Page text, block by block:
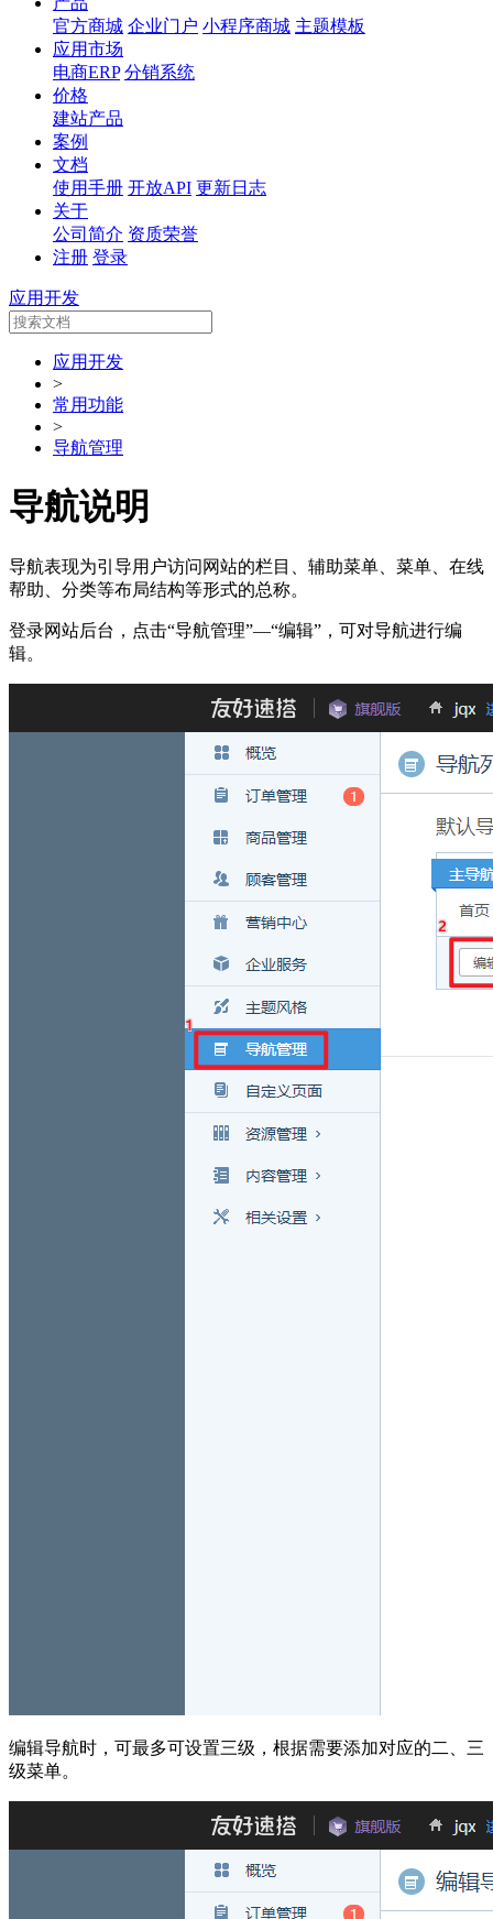
官方商城 企业门户 小程序商城 主题模板
应用市场
电商ERP 分销系统
价格
建站产品
案例
文档
使用手册 开放API 更新日志
关于
公司简介 资质荣誉
注册 登录
应用开发
应用开发
>
常用功能
>
导航管理
导航说明
导航表现为引导用户访问网站的栏目、辅助菜单、菜单、在线
帮助、分类等布局结构等形式的总称。
登录网站后台，点击“导航管理”—“编辑”，可对导航进行编
辑。
编辑导航时，可最多可设置三级，根据需要添加对应的二、三
级菜单。